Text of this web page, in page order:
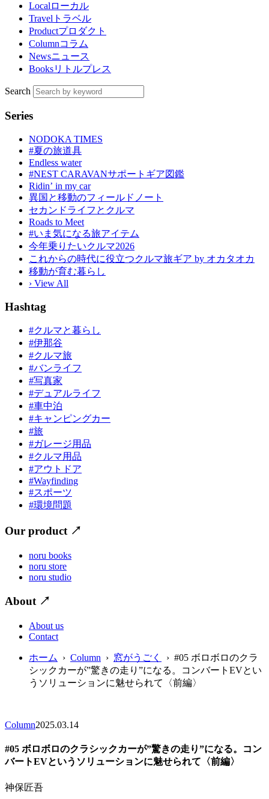
Localローカル
Travel トラベル
Productプロダクト
Columnコラム
Newsニュース
Booksリトルプレス
Search
Series
NODOKA TIMES
#夏の旅道具
Endless water
#NEST CARAVANサポートギア図鑑
Ridinʼ in my car
異国と移動のフィールドノート
セカンドライフとクルマ
Roads to Meet
#いま気になる旅アイテム
今年乗りたいクルマ2026
これからの時代に役立つクルマ旅ギア by オカタオカ
移動が育む暮らし
› View All
Hashtag
#クルマと暮らし
#伊那谷
#クルマ旅
#バンライフ
#写真家
#デュアルライフ
#車中泊
#キャンピングカー
#旅
#ガレージ用品
#クルマ用品
#アウトドア
#Wayfinding
#スポーツ
#環境問題
Our product ↗
noru books
noru store
noru studio
About ↗
About us
Contact
ホーム › Column › 窓がうごく
› #05 ボロボロのクラ
シックカーが”驚きの走り”になる。コンバートEVとい
うソリューションに魅せられて〈前編〉
Column2025.03.14
#05 ボロボロのクラシックカーが”驚きの走り”になる。コン
バートEVというソリューションに魅せられて〈前編〉
神保匠吾